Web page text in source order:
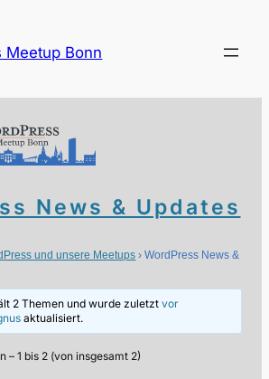
Meetup Bonn
News & Updates
und unsere Meetups › WordPress News &
2 Themen und wurde zuletzt vor
aktualisiert.
– 1 bis 2 (von insgesamt 2)